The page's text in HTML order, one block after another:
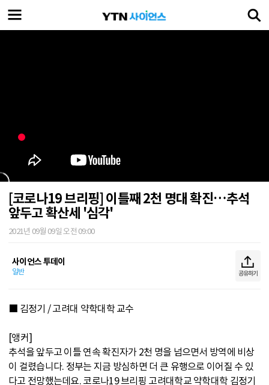
[코로나19 브리핑] 이틀째 2천 명대 확진…추석
앞두고 확산세 '심각'
2021년 09월 09일 오전 09:00
사이언스 투데이
일반 공유하기
■ 김정기 / 고려대 약학대학 교수
[앵커]
추석을 앞두고 이틀 연속 확진자가 2천 명을 넘으면서 방역에 비상
이 걸렸습니다. 정부는 지금 방심하면 더 큰 유행으로 이어질 수 있
다고 전망했는데요. 코로나19 브리핑 고려대학교 약학대학 김정기